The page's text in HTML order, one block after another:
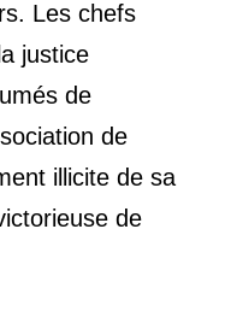
Les chefs
justice
de
de
illicite de sa
de